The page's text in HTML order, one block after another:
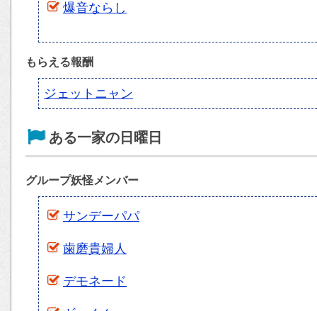
爆音ならし
もらえる報酬
ジェットニャン
ある一家の日曜日
グループ妖怪メンバー
サンデーパパ
歯磨貴婦人
デモネード